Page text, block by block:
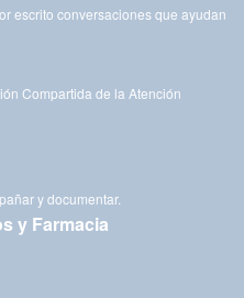
escrito conversaciones que ayudan
Compartida de la Atención
y documentar.
y Farmacia